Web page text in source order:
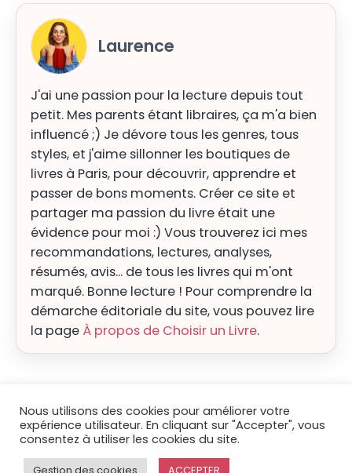
Laurence
J'ai une passion pour la lecture depuis tout
petit. Mes parents étant libraires, ça m'a bien
influencé ;) Je dévore tous les genres, tous
styles, et j'aime sillonner les boutiques de
livres à Paris, pour découvrir, apprendre et
passer de bons moments. Créer ce site et
partager ma passion du livre était une
évidence pour moi :) Vous trouverez ici mes
recommandations, lectures, analyses,
résumés, avis... de tous les livres qui m'ont
marqué. Bonne lecture ! Pour comprendre la
démarche éditoriale du site, vous pouvez lire
la page À propos de Choisir un Livre.
© 2026Choisir un livre|Blog|Mentions légales
propos
Nous utilisons des cookies pour améliorer votre
expérience utilisateur. En cliquant sur "Accepter", vous
consentez à utiliser les cookies du site.